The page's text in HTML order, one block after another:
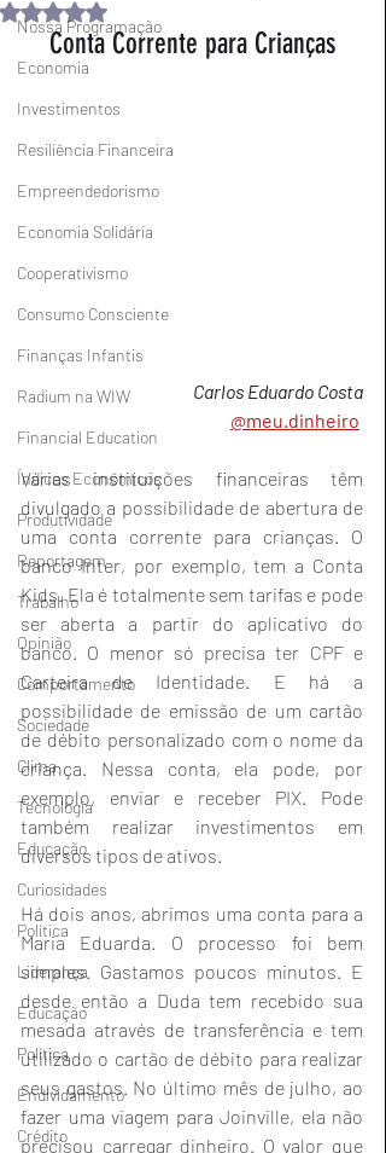
Nossa Programação
Economia
Investimentos
Resiliência Financeira
Empreendedorismo
Economia Solidária
Cooperativismo
Consumo Consciente
Finanças Infantis
Radium na WIW
Financial Education
Índices Econômicos
Produtividade
Reportagem
Trabalho
Opinião
Comportamento
Sociedade
Clima
Tecnologia
Educação
Curiosidades
Política
Liderança
Educação
Política
Endividamento
Crédito
Avaliado com NaN de 5 estrelas.
Conta Corrente para Crianças
Carlos Eduardo Costa
@meu.dinheiro
Várias instituições financeiras têm
divulgado a possibilidade de abertura de
uma conta corrente para crianças. O
banco Inter, por exemplo, tem a Conta
Kids. Ela é totalmente sem tarifas e pode
ser aberta a partir do aplicativo do
banco. O menor só precisa ter CPF e
Carteira de Identidade. E há a
possibilidade de emissão de um cartão
de débito personalizado com o nome da
criança. Nessa conta, ela pode, por
exemplo, enviar e receber PIX. Pode
também realizar investimentos em
diversos tipos de ativos.
Há dois anos, abrimos uma conta para a
Maria Eduarda. O processo foi bem
simples. Gastamos poucos minutos. E
desde então a Duda tem recebido sua
mesada através de transferência e tem
utilizado o cartão de débito para realizar
seus gastos. No último mês de julho, ao
fazer uma viagem para Joinville, ela não
precisou carregar dinheiro. O valor que